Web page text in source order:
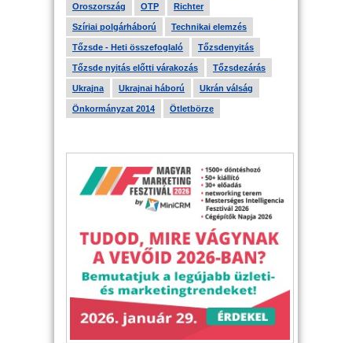
Oroszország OTP Richter
Szíriai polgárháború Technikai elemzés
Tőzsde - Heti összefoglaló Tőzsdenyitás
Tőzsde nyitás előtti várakozás Tőzsdezárás
Ukrajna Ukrajnai háború Ukrán válság
Önkormányzat 2014 Ötletbörze